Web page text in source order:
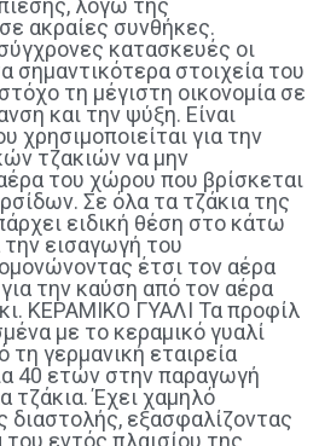
λόγω της
ακραίες συνθήκες.
κατασκευές οι
σημαντικότερα στοιχεία του
τη μέγιστη οικονομία σε
και την ψύξη. Είναι
χρησιμοποιείται για την
τζακιών να μην
του χώρου που βρίσκεται
Σε όλα τα τζάκια της
ειδική θέση στο κάτω
την εισαγωγή του
έτσι τον αέρα
την καύση από τον αέρα
ΚΕΡΑΜΙΚΟ ΓΥΑΛΙ Τα προφίλ
με το κεραμικό γυαλί
τη γερμανική εταιρεία
40 ετών στην παραγωγή
τζάκια. Έχει χαμηλό
διαστολής, εξασφαλίζοντας
εντός πλαισίου της